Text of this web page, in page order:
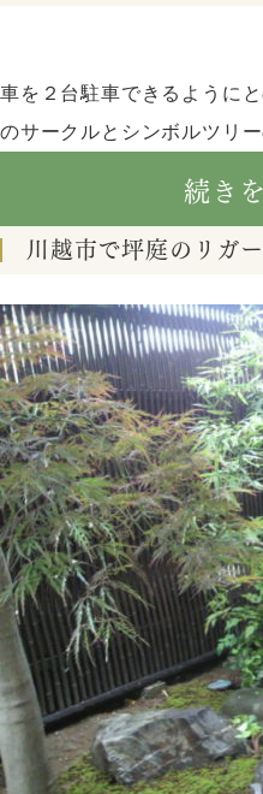
車を２台駐車できるように
のサークルとシンボルツリ
続き
川越市で坪庭のリガ